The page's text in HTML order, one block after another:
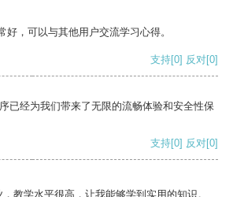
好，可以与其他用户交流学习心得。
支持[0] 反对[0]
已经为我们带来了无限的流畅体验和安全性保
支持[0] 反对[0]
教学水平很高，让我能够学到实用的知识。